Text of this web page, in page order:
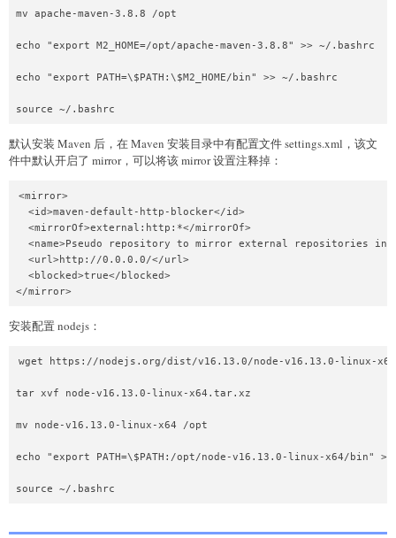
mv apache-maven-3.8.8 /opt
echo "export M2_HOME=/opt/apache-maven-3.8.8" >> ~/.bashrc
echo "export PATH=\$PATH:\$M2_HOME/bin" >> ~/.bashrc
默认安装 Maven 后，在 Maven 安装目录中有配置文件 settings.xml，该文
件中默认开启了 mirror，可以将该 mirror 设置注释掉：
<mirror>
  <id>maven-default-http-blocker</id>
  <mirrorOf>external:http:*</mirrorOf>
<name>Pseudo repository to mirror external repositories
  <url>http://0.0.0.0/</url>
  <blocked>true</blocked>
安装配置 nodejs：
wget https://nodejs.org/dist/v16.13.0/node-v16.13.0-linux-
tar xvf node-v16.13.0-linux-x64.tar.xz
mv node-v16.13.0-linux-x64 /opt
echo "export PATH=\$PATH:/opt/node-v16.13.0-linux-x64/bin"